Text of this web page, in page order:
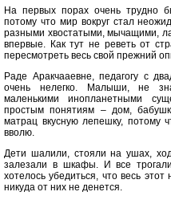
На первых порах очень трудно
потому что мир вокруг стал
разными хвостатыми, мычащими,
впервые. Как тут не реветь от
пересмотреть весь свой прежний
Раде Аракчааевне, педагогу с
очень нелегко. Малыши, не
маленькими инопланетными
простым понятиям – дом,
матрац вкусную лепешку, потому
вволю.
Дети шалили, стояли на ушах,
залезали в шкафы. И все
хотелось убедиться, что весь
никуда от них не денется.